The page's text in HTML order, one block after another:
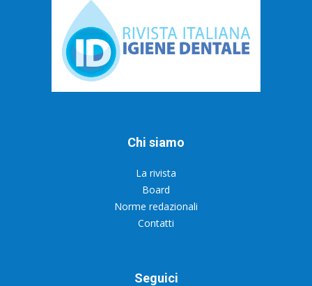
Chi siamo
La rivista
Board
Norme redazionali
Contatti
Seguici